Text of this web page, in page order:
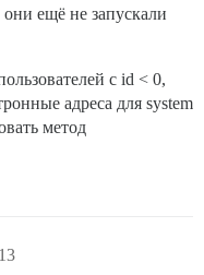
ещё не запускали
с id < 0,
адреса для system
метод